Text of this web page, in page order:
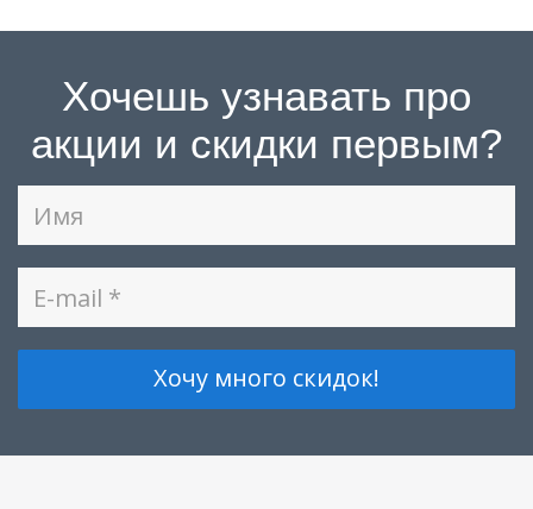
Хочешь узнавать про
акции и скидки первым?